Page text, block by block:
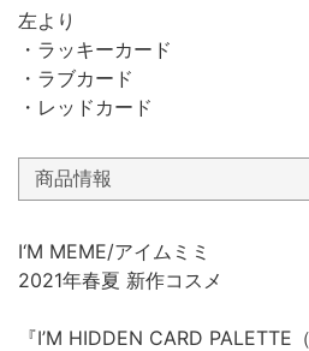
左より
・ラッキーカード
・ラブカード
・レッドカード
商品情報
I‘M MEME/アイムミミ
2021年春夏 新作コスメ
『I’M HIDDEN CARD PALETTE